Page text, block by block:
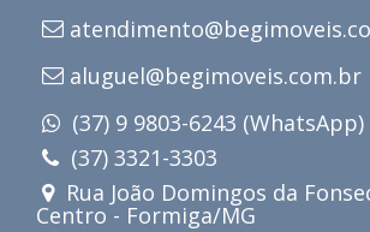
aluguel@begimoveis.com.br
(37) 9 9803-6243 (WhatsApp)
(37) 3321-3303
Rua João Domingos da
Centro - Formiga/MG